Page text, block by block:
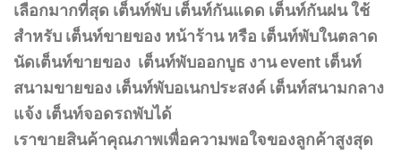
เลือกมากที่สุด เต็นท์พับ เต็นท์กันแดด เต็นท์กันฝน ใช้
สำหรับ เต็นท์ขายของ หน้าร้าน หรือ เต็นท์พับในตลาด
นัดเต็นท์ขายของ เต็นท์พับออกบูธ งาน event เต็นท์
สนามขายของ เต็นท์พับอเนกประสงค์ เต็นท์สนามกลาง
แจ้ง เต็นท์จอดรถพับได้
เรา​ขายสินค้าคุณภาพเพื่อความพอใจของลูกค้าสูงสุด